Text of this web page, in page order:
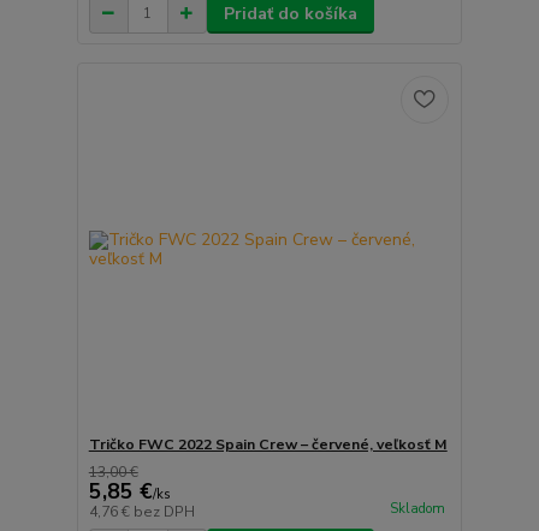
Pridať do košíka
Tričko FWC 2022 Spain Crew – červené, veľkosť M
13,00 €
5,85 €/ks
4,76 € bez DPH Skladom